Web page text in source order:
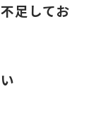
足してお